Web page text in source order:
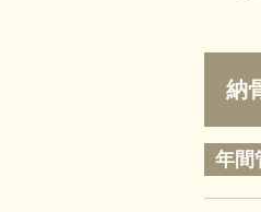
納
年間